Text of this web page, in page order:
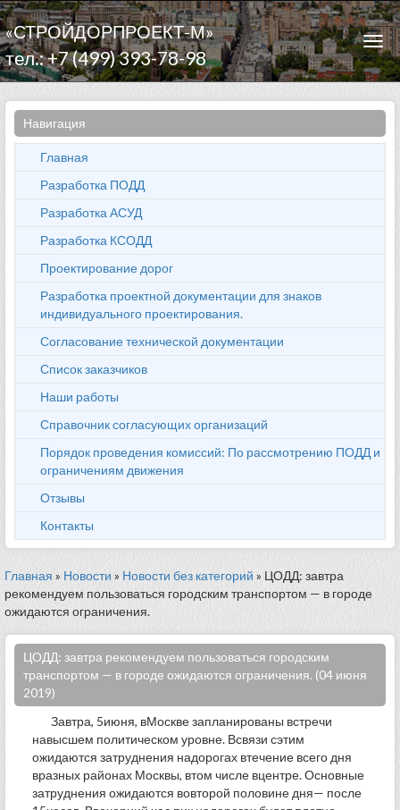
«СТРОЙДОРПРОЕКТ-М»
тел.: +7 (499) 393-78-98
Навигация
Главная
Разработка ПОДД
Разработка АСУД
Разработка КСОДД
Проектирование дорог
Разработка проектной документации для знаков
индивидуального проектирования.
Согласование технической документации
Список заказчиков
Наши работы
Справочник согласующих организаций
Порядок проведения комиссий: По рассмотрению ПОДД и
ограничениям движения
Отзывы
Контакты
Главная » Новости » Новости без категорий » ЦОДД: завтра
рекомендуем пользоваться городским транспортом — в городе
ожидаются ограничения.
ЦОДД: завтра рекомендуем пользоваться городским
транспортом — в городе ожидаются ограничения. (04 июня
2019)
Завтра, 5июня, вМоскве запланированы встречи
навысшем политическом уровне. Всвязи сэтим
ожидаются затруднения надорогах втечение всего дня
вразных районах Москвы, втом числе вцентре. Основные
затруднения ожидаются вовторой половине дня— после